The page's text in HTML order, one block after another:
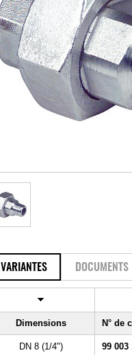
VARIANTES DOCUMENTS
Dimensions N° de
DN 8 (1/4") 99 003